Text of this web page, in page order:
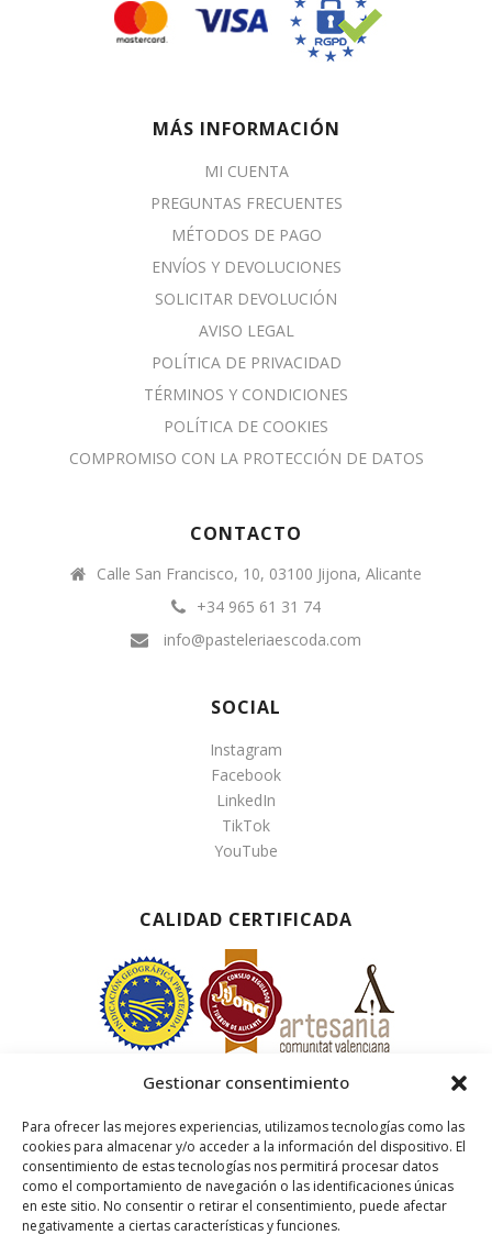
Gestionar consentimiento
Para ofrecer las mejores experiencias, utilizamos tecnologías como las
cookies para almacenar y/o acceder a la información del dispositivo. El
consentimiento de estas tecnologías nos permitirá procesar datos
como el comportamiento de navegación o las identificaciones únicas
en este sitio. No consentir o retirar el consentimiento, puede afectar
negativamente a ciertas características y funciones.
MÁS INFORMACIÓN
MI CUENTA
PREGUNTAS FRECUENTES
MÉTODOS DE PAGO
ENVÍOS Y DEVOLUCIONES
SOLICITAR DEVOLUCIÓN
AVISO LEGAL
POLÍTICA DE PRIVACIDAD
TÉRMINOS Y CONDICIONES
POLÍTICA DE COOKIES
COMPROMISO CON LA PROTECCIÓN DE DATOS
CONTACTO
Calle San Francisco, 10, 03100 Jijona, Alicante
+34 965 61 31 74
info@pasteleriaescoda.com
SOCIAL
Instagram
Facebook
LinkedIn
TikTok
YouTube
CALIDAD CERTIFICADA